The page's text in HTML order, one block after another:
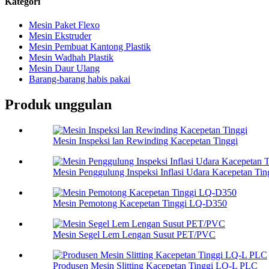
Mesin Paket Flexo
Mesin Ekstruder
Mesin Pembuat Kantong Plastik
Mesin Wadhah Plastik
Mesin Daur Ulang
Barang-barang habis pakai
Produk unggulan
Mesin Inspeksi lan Rewinding Kacepetan Tinggi
Mesin Penggulung Inspeksi Inflasi Udara Kacepetan
Mesin Pemotong Kacepetan Tinggi LQ-D350
Mesin Segel Lem Lengan Susut PET/PVC
Produsen Mesin Slitting Kacepetan Tinggi LQ-L PLC